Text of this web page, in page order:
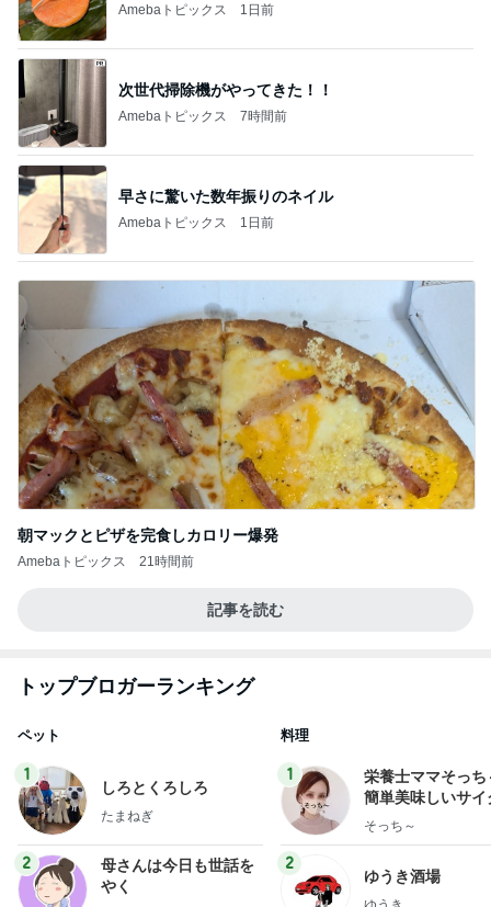
Amebaトピックス 1日前
次世代掃除機がやってきた！！
Amebaトピックス 7時間前
早さに驚いた数年振りのネイル
Amebaトピックス 1日前
朝マックとピザを完食しカロリー爆発
Amebaトピックス 21時間前
記事を読む
トップブロガーランキング
ペット
1
しろとくろしろ
たまねぎ
2
母さんは今日も世話を
やく
料理
1
栄養士ママそっち
簡単美味しいサイ
献立
そっち～
2
ゆうき酒場